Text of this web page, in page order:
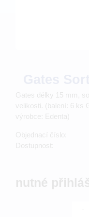
Gates délky 15 mm,
velikosti. (balení: 6 ks
výrobce: Edenta)
Objednací číslo:
Dostupnost:
nutné